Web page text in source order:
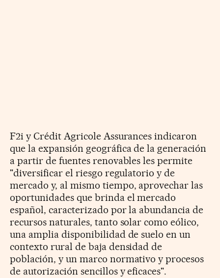
F2i y Crédit Agricole Assurances indicaron
que la expansión geográfica de la generación
a partir de fuentes renovables les permite
"diversificar el riesgo regulatorio y de
mercado y, al mismo tiempo, aprovechar las
oportunidades que brinda el mercado
español, caracterizado por la abundancia de
recursos naturales, tanto solar como eólico,
una amplia disponibilidad de suelo en un
contexto rural de baja densidad de
población, y un marco normativo y procesos
de autorización sencillos y eficaces".